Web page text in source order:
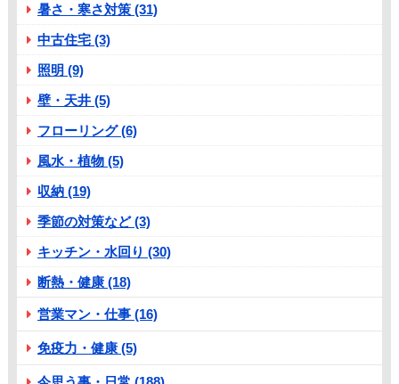
暑さ・寒さ対策 (31)
中古住宅 (3)
照明 (9)
壁・天井 (5)
フローリング (6)
風水・植物 (5)
収納 (19)
季節の対策など (3)
キッチン・水回り (30)
断熱・健康 (18)
営業マン・仕事 (16)
免疫力・健康 (5)